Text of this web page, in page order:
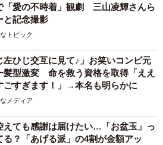
「愛の不時着」観劇 三山凌輝さんら
と記念撮影
トピック
左ひじ交互に見て♪」お笑いコンビ元
髪型激変 命を救う資格を取得「ええ
ごすぎます！」→本名も明らかに
メディア
えても感謝は届けたい…「お盆玉」っ
る？「あげる派」の4割が金額アッ